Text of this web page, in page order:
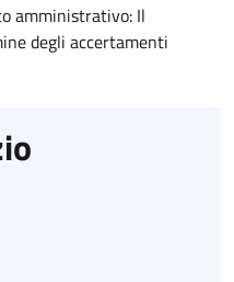
amministrativo: Il
degli accertamenti